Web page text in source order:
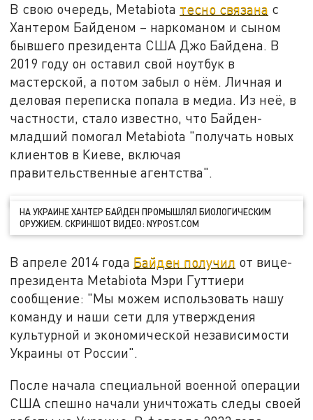
В свою очередь, Metabiota тесно связана с
Хантером Байденом – наркоманом и сыном
бывшего президента США Джо Байдена. В
2019 году он оставил свой ноутбук в
мастерской, а потом забыл о нём. Личная и
деловая переписка попала в медиа. Из неё, в
частности, стало известно, что Байден-
младший помогал Metabiota "получать новых
клиентов в Киеве, включая
правительственные агентства".
НА УКРАИНЕ ХАНТЕР БАЙДЕН ПРОМЫШЛЯЛ БИОЛОГИЧЕСКИМ
ОРУЖИЕМ. СКРИНШОТ ВИДЕО: NYPOST.COM
В апреле 2014 года Байден получил от вице-
президента Metabiota Мэри Гуттиери
сообщение: "Мы можем использовать нашу
команду и наши сети для утверждения
культурной и экономической независимости
Украины от России".
После начала специальной военной операции
США спешно начали уничтожать следы своей